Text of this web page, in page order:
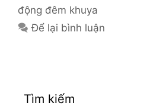
động đêm khuya
Để lại bình luận
Tìm kiếm